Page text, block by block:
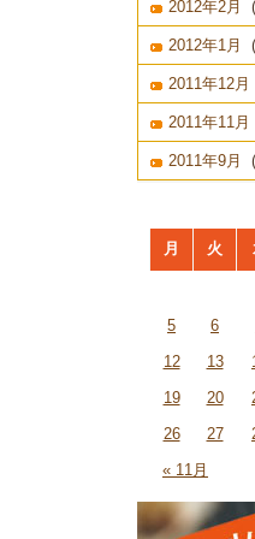
2012年2月
2012年1月
2011年12月
2011年11月
2011年9月
月
火
« 11月
5
6
12
13
19
20
26
27